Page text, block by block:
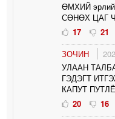
ӨМХИЙ
СӨНӨХ ЦАГ
17
21
ЗОЧИН
УЛААН
ГЭДЭГТ
КАПУТ
20
16